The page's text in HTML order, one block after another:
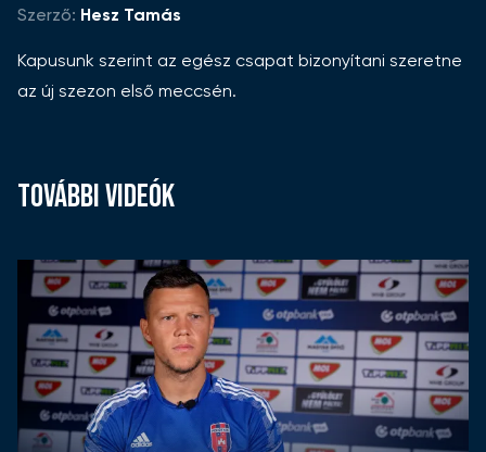
Szerző: Hesz Tamás
Kapusunk szerint az egész csapat bizonyítani szeretne
az új szezon első meccsén.
TOVÁBBI VIDEÓK